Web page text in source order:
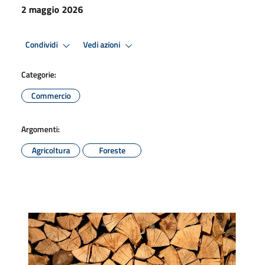
2 maggio 2026
Condividi Vedi azioni
Categorie:
Commercio
Argomenti:
Agricoltura
Foreste